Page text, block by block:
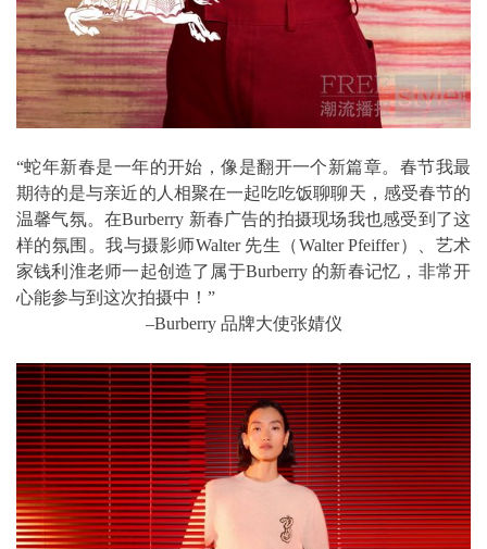
“蛇年新春是一年的开始，像是翻开一个新篇章。春节我最
期待的是与亲近的人相聚在一起吃吃饭聊聊天，感受春节的
温馨气氛。在Burberry 新春广告的拍摄现场我也感受到了这
样的氛围。我与摄影师Walter 先生（Walter Pfeiffer）、艺术
家钱利淮老师一起创造了属于Burberry 的新春记忆，非常开
心能参与到这次拍摄中！”
–Burberry 品牌大使张婧仪